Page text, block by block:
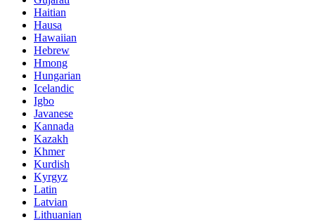
Haitian
Hausa
Hawaiian
Hebrew
Hmong
Hungarian
Icelandic
Igbo
Javanese
Kannada
Kazakh
Khmer
Kurdish
Kyrgyz
Latin
Latvian
Lithuanian